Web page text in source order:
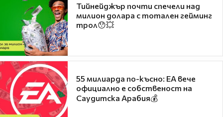
Тийнейджър почти спечели над
милион долара с тотален гейминг
трол😯💥
55 милиарда по-късно: EA вече
официално е собственост на
Саудитска Арабия💰